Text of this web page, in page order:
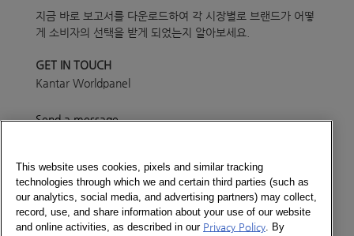
지금 바로 보고서를 다운로드하여 각 시장별로 브랜드가 어떻
게 소비자의 선택을 받게 되었는지 알아보세요.
GET IN TOUCH
Kantar Worldpanel
Send a message
Newsletter
This website uses cookies, pixels and similar tracking
technologies through which we and certain third parties (such as
our analytics, social media, and advertising partners) may collect,
record, use, and share information about your use of our website
and online activities, as described in our Privacy Policy . By